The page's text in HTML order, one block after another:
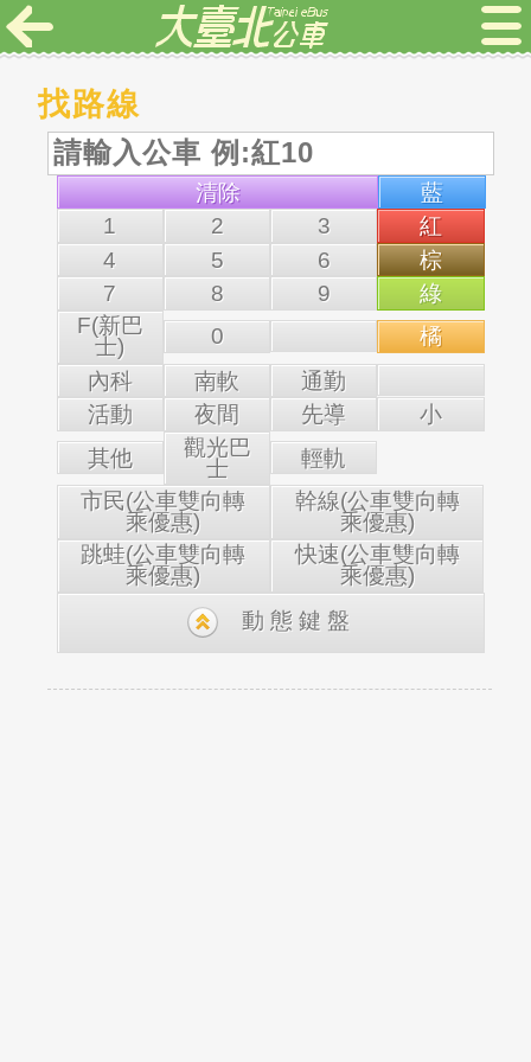
找路線
清除
藍
1
2 3
紅
4
5 6
棕
7
8 9
綠
F(新巴
士)
0
橘
內科
南軟
通勤
活動
夜間 先導
小
其他
觀光巴
士
輕軌
市民(公車雙向轉
乘優惠)
幹線(公車雙向轉
乘優惠)
跳蛙(公車雙向轉
乘優惠)
快速(公車雙向轉
乘優惠)
動態鍵盤